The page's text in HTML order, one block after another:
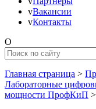
vВакансии
vКонтакты
O
Главная страница >
Лабораторные
мощности ПрофКиП >